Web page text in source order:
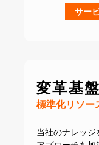
サー
変革基
標準化リソー
当社のナレッ